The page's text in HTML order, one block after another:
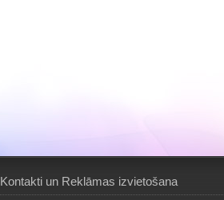
Kontakti un Reklāmas izvietošana